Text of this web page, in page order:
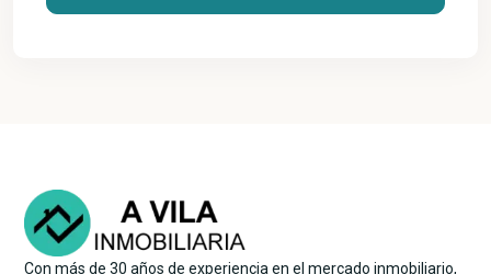
Con más de 30 años de experiencia en el mercado inmobiliario,